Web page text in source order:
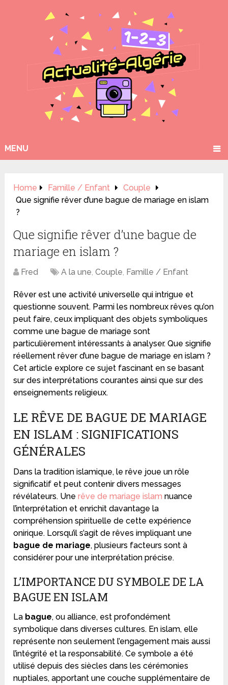
MENU
Home Famille / Enfant
Couple
Que signifie rêver d’une bague de mariage en islam
?
Que signifie rêver d’une bague de
mariage en islam ?
Fred A la une,Couple, Famille / Enfant
Rêver est une activité universelle qui intrigue et
questionne souvent. Parmi les nombreux rêves qu’on
peut faire, ceux impliquant des objets symboliques
comme une bague de mariage sont
particulièrement intéressants à analyser. Que signifie
réellement rêver d’une bague de mariage en islam ?
Cet article explore ce sujet fascinant en se basant
sur des interprétations courantes ainsi que sur des
enseignements religieux.
LE RÊVE DE BAGUE DE MARIAGE
EN ISLAM : SIGNIFICATIONS
GÉNÉRALES
Dans la tradition islamique, le rêve joue un rôle
significatif et peut contenir divers messages
révélateurs. Unerêve de mariage islam nuance
l’interprétation et enrichit davantage la
compréhension spirituelle de cette expérience
onirique. Lorsqu’il s’agit de rêves impliquant une
bague de mariage, plusieurs facteurs sont à
considérer pour une interprétation précise.
L’IMPORTANCE DU SYMBOLE DE LA
BAGUE EN ISLAM
La bague, ou alliance, est profondément
symbolique dans diverses cultures. En islam, elle
représente non seulement l’engagement mais aussi
l’intégrité et la responsabilité. Ce symbole a été
utilisé depuis des siècles dans les cérémonies
nuptiales, apportant une couche supplémentaire de